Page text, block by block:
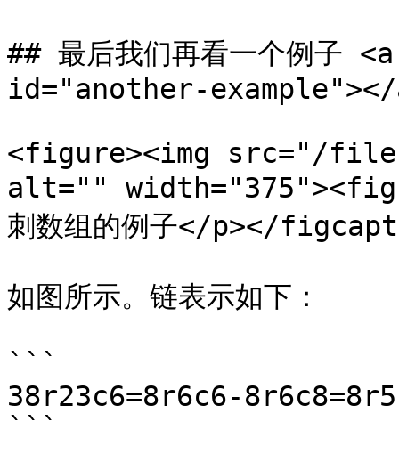
## 最后我们再看一个例子
id="another-example"></
<figure><img src="/files/
alt=""
刺数组的例子</p></
如图所示。链表示如下：
```
38r23c6=8r6c6-
```